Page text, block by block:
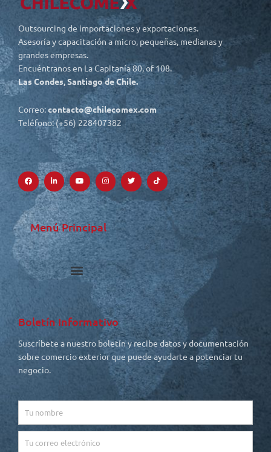
Outsourcing de importaciones y exportaciones.
Asesoría y capacitación a micro, pequeñas, medianas y
grandes empresas.
Encuéntranos en La Capitanía 80, of 108.
Las Condes, Santiago de Chile.
Correo:contacto@chilecomex.com
Teléfono: (+56) 228407382
F
c
e
b
o
k
-
f
L
i
n
k
e
d
i
n
-
i
n
Y
o
u
t
u
b
e
I
n
s
t
a
g
r
a
m
T
w
i
t
t
e
r
T
k
t
o
k
Menú Principal
Boletín Informativo
Suscríbete a nuestro boletín y recibe datos y documentación
sobre comercio exterior que puede ayudarte a potenciar tu
negocio.